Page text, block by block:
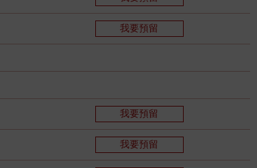
我要預留
我要預留
我要預留